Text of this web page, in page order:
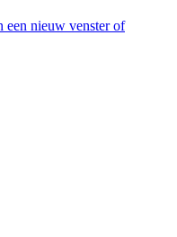
een nieuw venster of